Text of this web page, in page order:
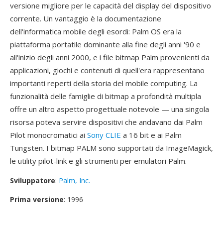
versione migliore per le capacità del display del dispositivo
corrente. Un vantaggio è la documentazione
dell'informatica mobile degli esordi: Palm OS era la
piattaforma portatile dominante alla fine degli anni '90 e
all'inizio degli anni 2000, e i file bitmap Palm provenienti da
applicazioni, giochi e contenuti di quell'era rappresentano
importanti reperti della storia del mobile computing. La
funzionalità delle famiglie di bitmap a profondità multipla
offre un altro aspetto progettuale notevole — una singola
risorsa poteva servire dispositivi che andavano dai Palm
Pilot monocromatici ai Sony CLIE a 16 bit e ai Palm
Tungsten. I bitmap PALM sono supportati da ImageMagick,
le utility pilot-link e gli strumenti per emulatori Palm.
Sviluppatore: Palm, Inc.
Prima versione: 1996